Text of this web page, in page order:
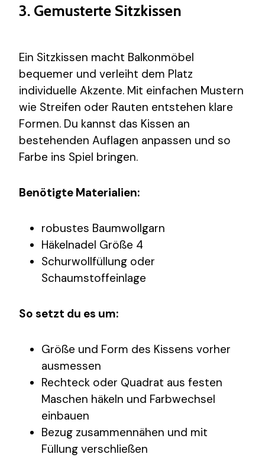
3. Gemusterte Sitzkissen
Ein Sitzkissen macht Balkonmöbel
bequemer und verleiht dem Platz
individuelle Akzente. Mit einfachen Mustern
wie Streifen oder Rauten entstehen klare
Formen. Du kannst das Kissen an
bestehenden Auflagen anpassen und so
Farbe ins Spiel bringen.
Benötigte Materialien:
robustes Baumwollgarn
Häkelnadel Größe 4
Schurwollfüllung oder
Schaumstoffeinlage
So setzt du es um:
Größe und Form des Kissens vorher
ausmessen
Rechteck oder Quadrat aus festen
Maschen häkeln und Farbwechsel
einbauen
Bezug zusammennähen und mit
Füllung verschließen